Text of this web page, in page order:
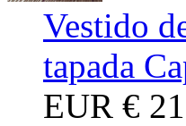
Vestido
tapada
EUR €